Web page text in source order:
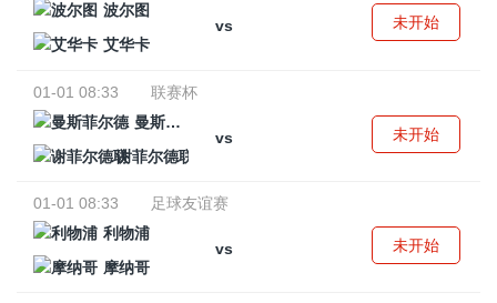
波尔图
vs
艾华卡
未开始
01-01 08:33
联赛杯
曼斯菲尔德
vs
谢菲尔德联
未开始
01-01 08:33
足球友谊赛
利物浦
vs
摩纳哥
未开始